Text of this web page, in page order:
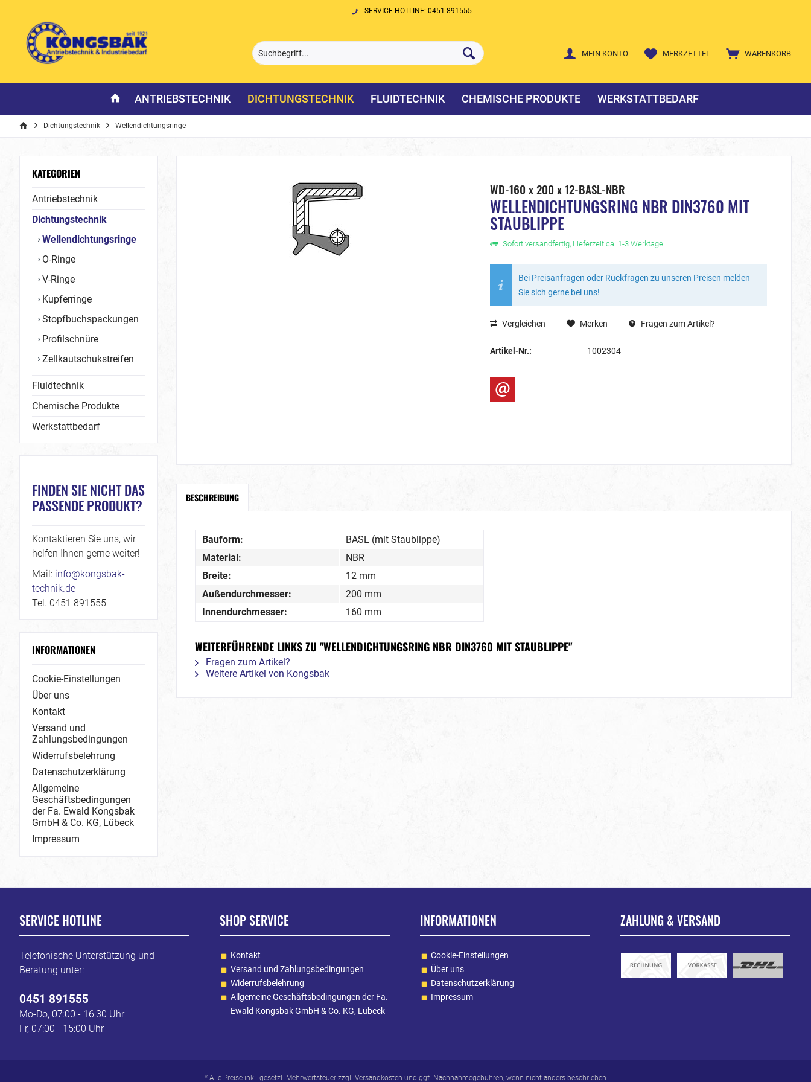
SERVICE HOTLINE: 0451 891555
WARENKORB
MERKZETTEL
MEIN KONTO
ANTRIEBSTECHNIK DICHTUNGSTECHNIK FLUIDTECHNIK CHEMISCHE PRODUKTE WERKSTATTBEDARF
Dichtungstechnik Wellendichtungsringe
KATEGORIEN
Antriebstechnik
Dichtungstechnik
Wellendichtungsringe
O-Ringe
V-Ringe
Kupferringe
Stopfbuchspackungen
Profilschnüre
Zellkautschukstreifen
Fluidtechnik
Chemische Produkte
Werkstattbedarf
FINDEN SIE NICHT DAS
PASSENDE PRODUKT?
Kontaktieren Sie uns, wir
helfen Ihnen gerne weiter!
Mail: info@kongsbak-
technik.de
Tel. 0451 891555
INFORMATIONEN
Cookie-Einstellungen
Über uns
Kontakt
Versand und
Zahlungsbedingungen
Widerrufsbelehrung
Datenschutzerklärung
Allgemeine
Geschäftsbedingungen
der Fa. Ewald Kongsbak
GmbH & Co. KG, Lübeck
Impressum
WD-160 x 200 x 12-BASL-NBR
WELLENDICHTUNGSRING NBR DIN3760 MIT
STAUBLIPPE
Sofort versandfertig, Lieferzeit ca. 1-3 Werktage
Bei Preisanfragen oder Rückfragen zu unseren Preisen melden
Sie sich gerne bei uns!
Vergleichen Merken Fragen zum Artikel?
Artikel-Nr.: 1002304
BESCHREIBUNG
Bauform:
BASL (mit Staublippe)
Material:
NBR
Breite:
12 mm
Außendurchmesser:
200 mm
Innendurchmesser:
160 mm
WEITERFÜHRENDE LINKS ZU "WELLENDICHTUNGSRING NBR DIN3760 MIT STAUBLIPPE"
Fragen zum Artikel?
Weitere Artikel von Kongsbak
SERVICE HOTLINE
Telefonische Unterstützung und
Beratung unter:
0451 891555
Mo-Do, 07:00 - 16:30 Uhr
Fr, 07:00 - 15:00 Uhr
SHOP SERVICE
Kontakt
Versand und Zahlungsbedingungen
Widerrufsbelehrung
Allgemeine Geschäftsbedingungen der Fa.
Ewald Kongsbak GmbH & Co. KG, Lübeck
INFORMATIONEN
Cookie-Einstellungen
Über uns
Datenschutzerklärung
Impressum
ZAHLUNG & VERSAND
* Alle Preise inkl. gesetzl. Mehrwertsteuer zzgl. Versandkosten und ggf. Nachnahmegebühren, wenn nicht anders beschrieben